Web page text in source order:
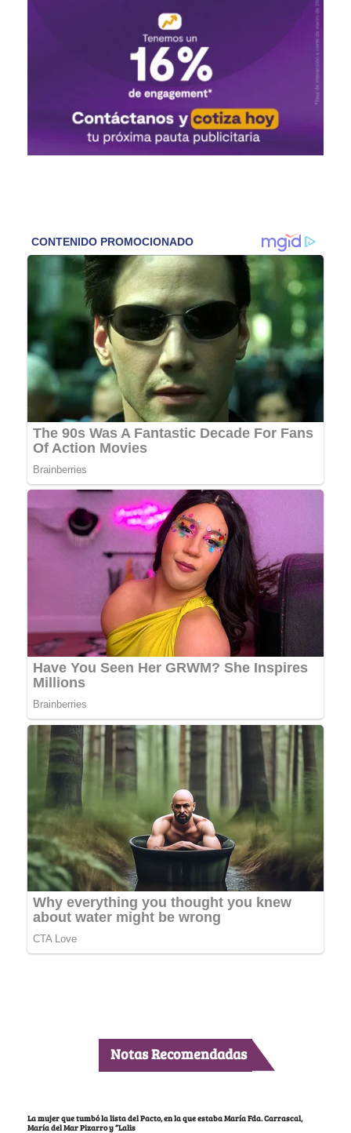
Notas Recomendadas
La mujer que tumbó la lista del Pacto, en la que estaba María Fda. Carrascal,
María del Mar Pizarro y “Lalis